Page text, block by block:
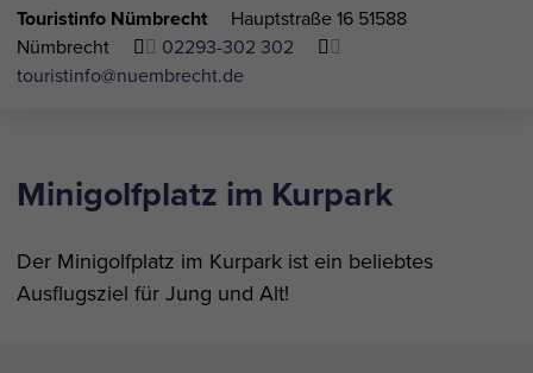
Touristinfo Nümbrecht Hauptstraße 16 51588
Nümbrecht
02293-302 302
touristinfo@nuembrecht.de
Minigolfplatz im Kurpark
Der Minigolfplatz im Kurpark ist ein beliebtes
Ausflugsziel für Jung und Alt!